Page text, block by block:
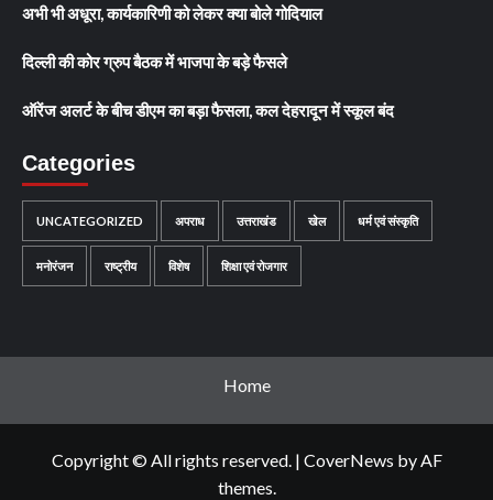
अभी भी अधूरा, कार्यकारिणी को लेकर क्या बोले गोदियाल
दिल्ली की कोर ग्रुप बैठक में भाजपा के बड़े फैसले
ऑरेंज अलर्ट के बीच डीएम का बड़ा फैसला, कल देहरादून में स्कूल बंद
Categories
UNCATEGORIZED अपराध उत्तराखंड खेल धर्म एवं संस्कृति
मनोरंजन राष्ट्रीय विशेष शिक्षा एवं रोजगार
Home
Copyright © All rights reserved. | CoverNews by AF
themes.